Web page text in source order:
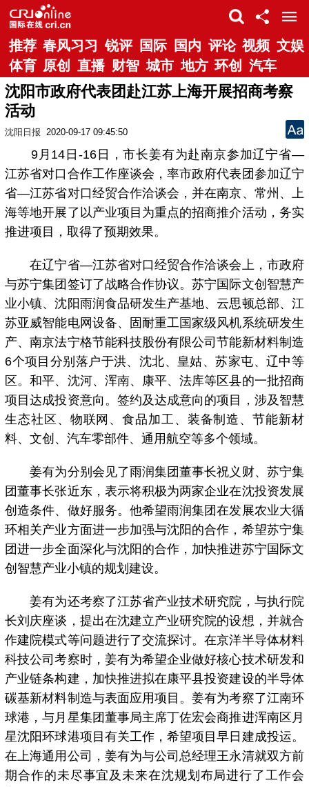
推荐 春风习习 锐评 国际 国内 评论 视频 文娱
体育 原创 直播 财智 城市 地方 环创 汽车
沈阳市政府代表团赴江苏上海开展招商考察
活动
沈阳日报 2020-09-17 09:45:50
9月14日-16日，市长姜有为赴南京参加辽宁省—
江苏省对口合作工作座谈会，率市政府代表团参加辽宁
省—江苏省对口经贸合作洽谈会，并在南京、常州、上
海等地开展了以产业项目为重点的招商推介活动，务实
推进项目，取得了预期效果。
在辽宁省—江苏省对口经贸合作洽谈会上，市政府
与苏宁集团签订了战略合作协议。苏宁国际文创智慧产
业小镇、沈阳雨润食品研发生产基地、云思顿总部、江
苏亚威智能电网设备、固耐重工国家级风机系统研发生
产、南京法宁格节能科技股份有限公司节能新材料制造
6个项目分别落户于洪、沈北、皇姑、苏家屯、辽中等
区。和平、沈河、浑南、康平、法库等区县的一批招商
项目达成投资意向。签约及达成意向的项目，涉及智慧
生态社区、物联网、食品加工、装备制造、节能新材
料、文创、汽车零部件、通用航空等多个领域。
姜有为分别会见了雨润集团董事长祝义财、苏宁集
团董事长张近东，表示将积极为两家企业在沈投资发展
创造条件、做好服务。他希望雨润集团在发展农业大循
环相关产业方面进一步加强与沈阳的合作，希望苏宁集
团进一步全面深化与沈阳的合作，加快推进苏宁国际文
创智慧产业小镇的规划建设。
姜有为还考察了江苏省产业技术研究院，与执行院
长刘庆座谈，提出在沈建立产业研究院的设想，并就合
作建院模式等问题进行了交流探讨。在京洋半导体材料
科技公司考察时，姜有为希望企业做好核心技术研发和
产业链条构建，加快推进拟在康平县投资建设的半导体
碳基新材料制造与表面应用项目。姜有为考察了江南环
球港，与月星集团董事局主席丁佐宏会商推进浑南区月
星沈阳环球港项目有关工作，希望项目早日建成投运。
在上海通用公司，姜有为与公司总经理王永清就双方前
期合作的未尽事宜及未来在沈规划布局进行了工作会